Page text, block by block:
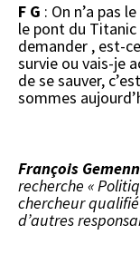
F G : On n’a pas
le pont du Titanic
demander , est-
survie ou vais-je
de se sauver,
sommes
François
recherche «
chercheur
d’autres